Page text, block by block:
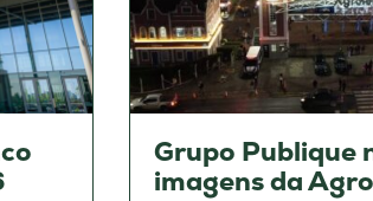
Grupo Publique
imagens da